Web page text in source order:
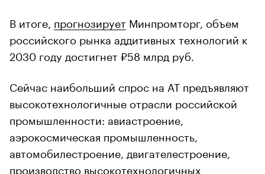
В итоге, прогнозирует Минпромторг, объем
российского рынка аддитивных технологий к
2030 году достигнет ₽58 млрд руб.
Сейчас наибольший спрос на АТ предъявляют
высокотехнологичные отрасли российской
промышленности: авиастроение,
аэрокосмическая промышленность,
автомобилестроение, двигателестроение,
производство высокотехнологичных